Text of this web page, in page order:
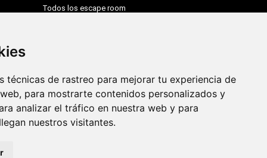
técnicas de rastreo para mejorar tu experiencia de
para mostrarte contenidos personalizados y
analizar el tráfico en nuestra web y para
nuestros visitantes.
Todos los escape room
SÍGUENOS